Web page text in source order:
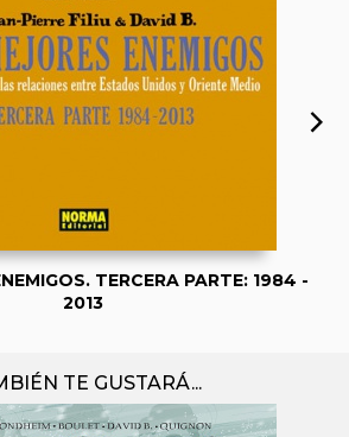
TERCERA PARTE: 1984 -
2013
TE GUSTARÁ...